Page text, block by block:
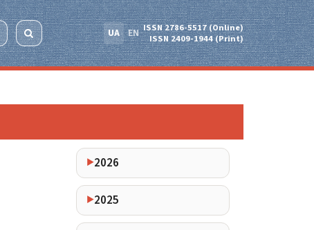
UA EN ISSN 2786-5517 (Online)
ISSN 2409-1944 (Print)
2026
2025